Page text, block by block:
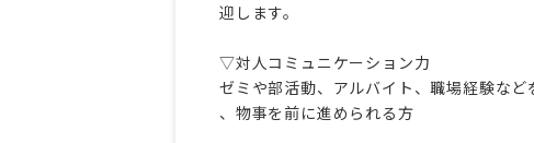
迎します。
▽対人コミュニケーション力
ゼミや部活動、アルバイト、職場経験な
、物事を前に進められる方